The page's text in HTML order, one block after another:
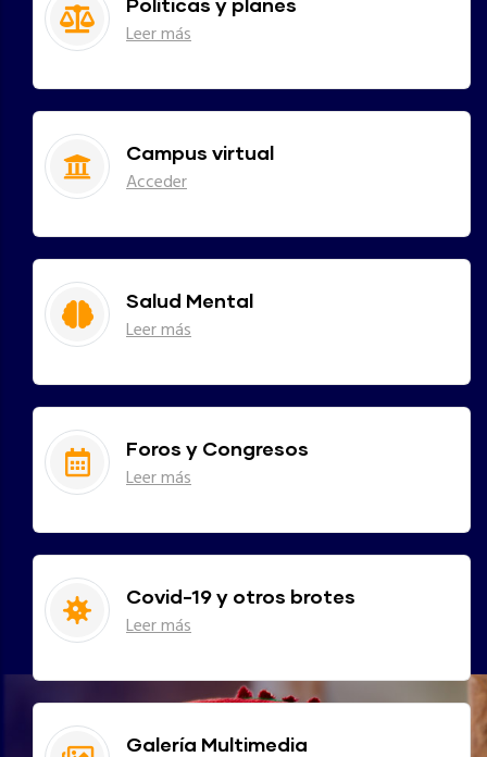
Leer más
Campus virtual
Acceder
Salud Mental
Leer más
Foros y Congresos
Leer más
Covid-19 y otros brotes
Leer más
Galería Multimedia